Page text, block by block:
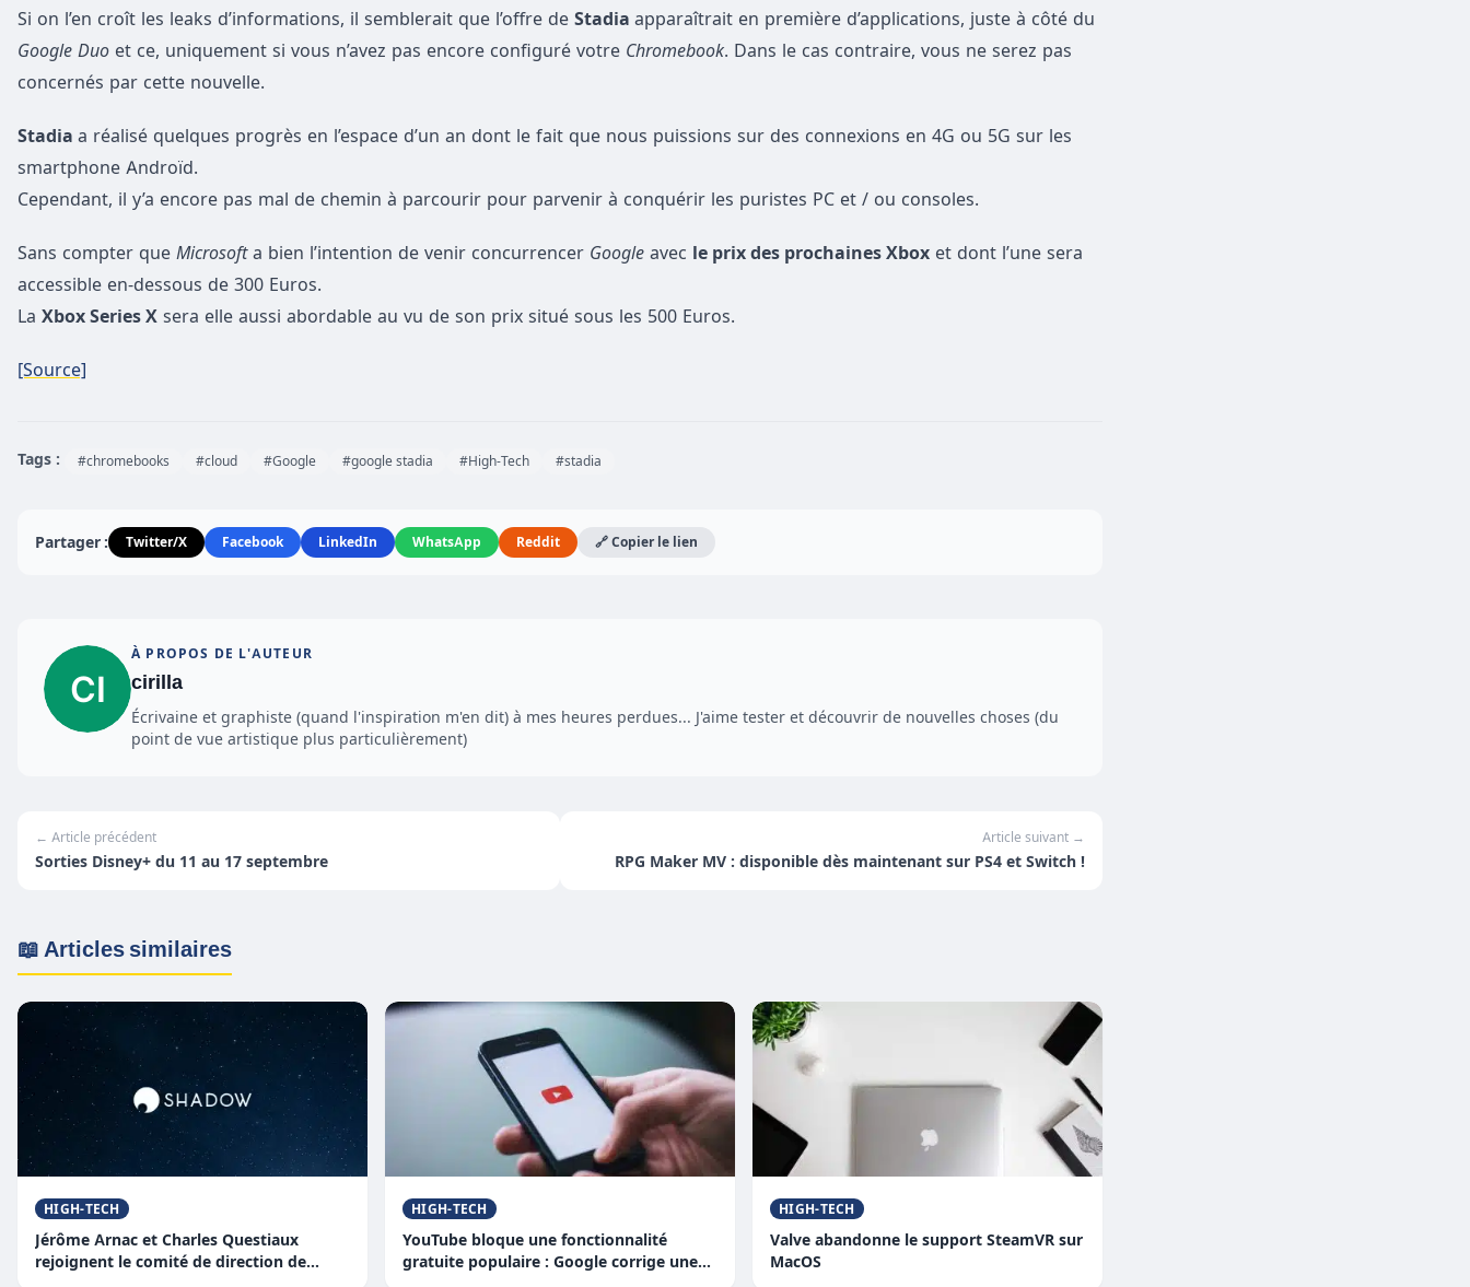
Si on l’en croît les leaks d’informations, il semblerait que l’offre de Stadia apparaîtrait en première d’applications, juste à côté du
Google Duo et ce, uniquement si vous n’avez pas encore configuré votre Chromebook. Dans le cas contraire, vous ne serez pas
concernés par cette nouvelle.
Stadia a réalisé quelques progrès en l’espace d’un an dont le fait que nous puissions sur des connexions en 4G ou 5G sur les
smartphone Androïd.
Cependant, il y’a encore pas mal de chemin à parcourir pour parvenir à conquérir les puristes PC et / ou consoles.
Sans compter que Microsofta bien l’intention de venir concurrencer Google avec le prix des prochaines Xbox et dont l’une sera
accessible en-dessous de 300 Euros.
La Xbox Series X sera elle aussi abordable au vu de son prix situé sous les 500 Euros.
[Source]
Tags : #chromebooks #cloud #Google #google stadia #High-Tech #stadia
Partager : Twitter/X Facebook LinkedIn WhatsApp Reddit 🔗 Copier le lien
À PROPOS DE L'AUTEUR
cirilla
Écrivaine et graphiste (quand l'inspiration m'en dit) à mes heures perdues... J'aime tester et découvrir de nouvelles choses (du
point de vue artistique plus particulièrement)
← Article précédent
Sorties Disney+ du 11 au 17 septembre
Article suivant →
RPG Maker MV : disponible dès maintenant sur PS4 et Switch !
📖 Articles similaires
HIGH-TECH
Jérôme Arnac et Charles Questiaux
rejoignent le comité de direction de
HIGH-TECH
YouTube bloque une fonctionnalité
gratuite populaire : Google corrige une
HIGH-TECH
Valve abandonne le support SteamVR sur
MacOS